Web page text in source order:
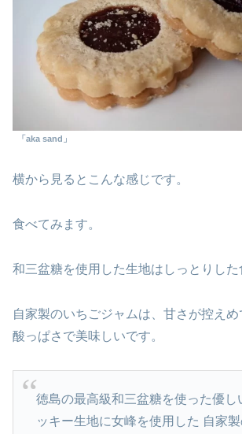
「aka sand」
横から見るとこんな感じです。
食べてみます。
和三盆糖を使用した生地はしっとりした
自家製のいちごジャムは、甘さが控え
酸っぱさで美味しいです。
徳島の最高級和三盆糖を使った優し
ッキー生地に女峰を使用した 自家